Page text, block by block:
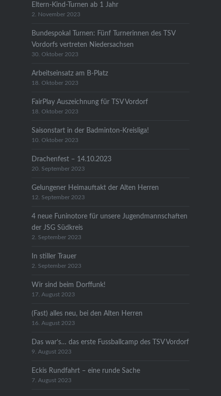
Eltern-Kind-Turnen ab 1 Jahr
2. November 2023
Bundespokal Turnen: Fünf Turnerinnen des TSV
Vordorfs vertreten Niedersachsen
30. Oktober 2023
Arbeitseinsatz am B-Platz
18. Oktober 2023
FairPlay Auszeichnung für TSV Vordorf
18. Oktober 2023
Saisonstart in der Badminton-Kreisliga!
10. Oktober 2023
Drachenfest – 14.10.2023
20. September 2023
Gelungener Heimauftakt der Alten Herren
12. September 2023
4 neue Funinotore für unsere Jugendmannschaften
der JSG Südkreis
2. September 2023
In stiller Trauer
2. September 2023
Wir sind beim Dorffunk!
17. August 2023
(Fast) alles neu, bei den Alten Herren
16. August 2023
Das war’s… das erste Fussballcamp des TSV Vordorf
9. August 2023
Eckis Rundfahrt – eine runde Sache
7. August 2023